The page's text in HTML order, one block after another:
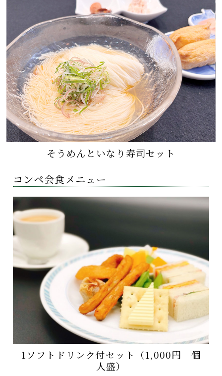
そうめんといなり寿司セット
コンペ会食メニュー
1ソフトドリンク付セット（1,000円 個
人盛）